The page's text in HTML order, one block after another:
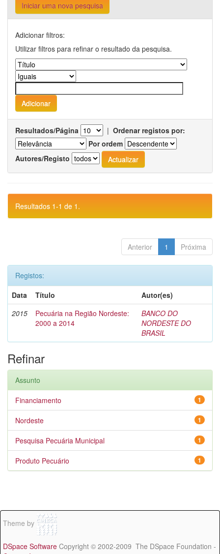
Iniciar uma nova pesquisa
Adicionar filtros:
Utilizar filtros para refinar o resultado da pesquisa.
Resultados/Página | Ordenar registos por:
Por ordem
Autores/Registo
Resultados 1-1 de 1.
Anterior 1 Próxima
Registos:
Data
Título
Autor(es)
2015
Pecuária na Região Nordeste:
2000 a 2014
BANCO DO
NORDESTE DO
BRASIL
Refinar
Assunto
1
Financiamento
1
Nordeste
1
Pesquisa Pecuária Municipal
1
Produto Pecuário
Theme by
DSpace Software Copyright © 2002-2009 The DSpace Foundation -